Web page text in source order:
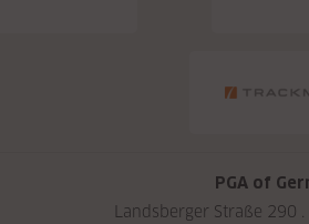
PGA of
Landsberger Straße 290